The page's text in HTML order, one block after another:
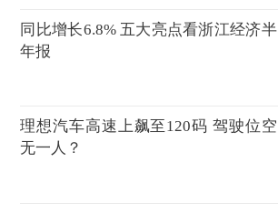
同比增长6.8% 五大亮点看浙江经济半
年报
理想汽车高速上飙至120码 驾驶位空
无一人？